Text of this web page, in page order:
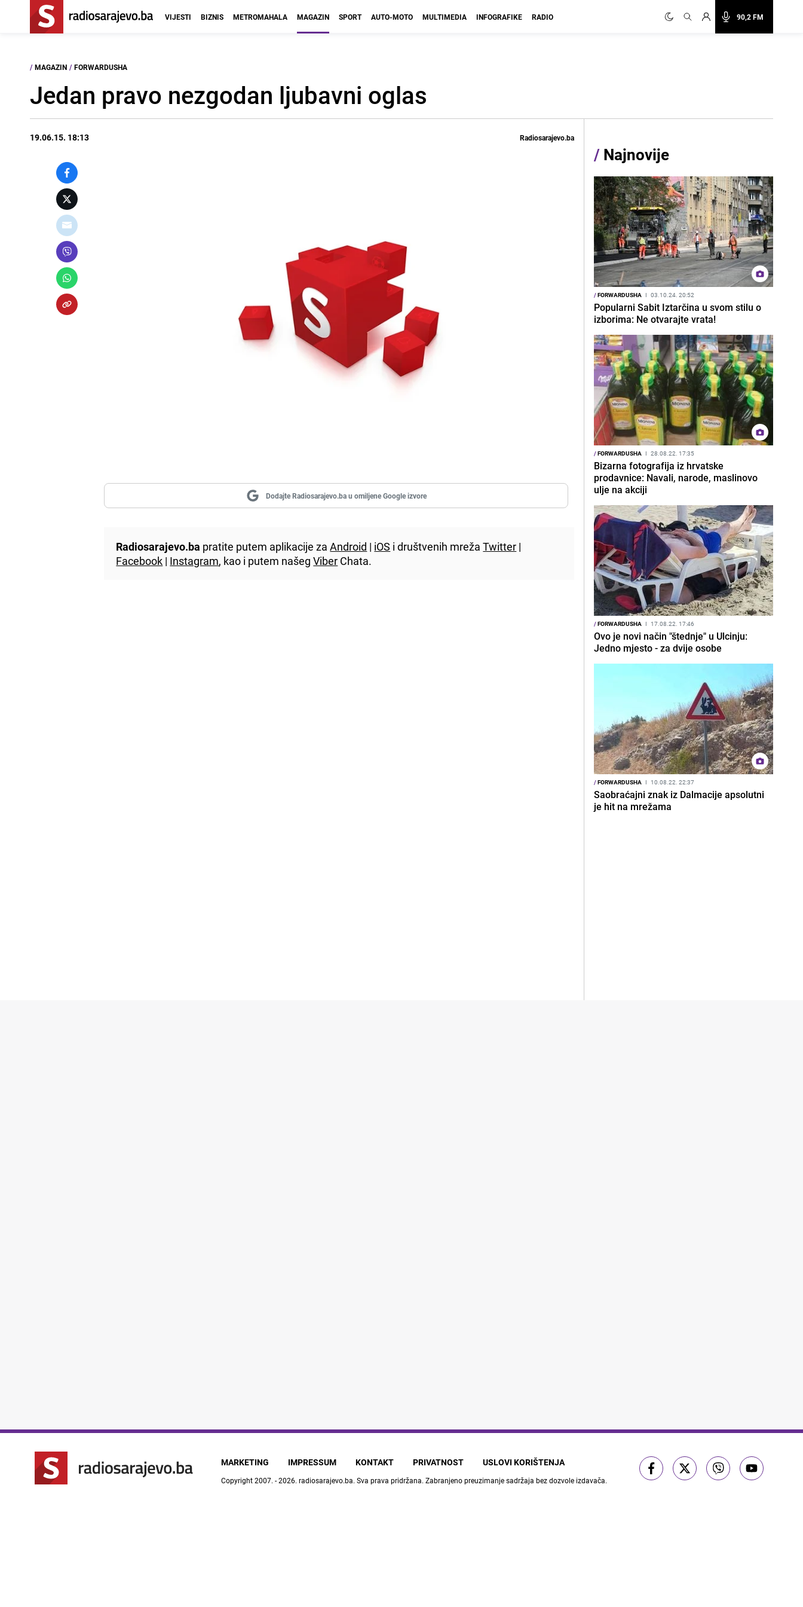
90,2 FM
VIJESTI BIZNIS METROMAHALA MAGAZIN SPORT AUTO-MOTO MULTIMEDIA INFOGRAFIKE RADIO
/ MAGAZIN / FORWARDUSHA
Jedan pravo nezgodan ljubavni oglas
19.06.15. 18:13 Radiosarajevo.ba
Dodajte Radiosarajevo.ba u omiljene Google izvore
Radiosarajevo.ba pratite putem aplikacije zaAndroid | iOS i društvenih mrežaTwitter |
Facebook | Instagram, kao i putem našegViber Chata.
/ Najnovije
/FORWARDUSHA I 03.10.24. 20:52
Popularni Sabit Iztarčina u svom stilu o
izborima: Ne otvarajte vrata!
/FORWARDUSHA I 28.08.22. 17:35
Bizarna fotografija iz hrvatske
prodavnice: Navali, narode, maslinovo
ulje na akciji
/FORWARDUSHA I 17.08.22. 17:46
Ovo je novi način "štednje" u Ulcinju:
Jedno mjesto - za dvije osobe
/FORWARDUSHA I 10.08.22. 22:37
Saobraćajni znak iz Dalmacije apsolutni
je hit na mrežama
MARKETING IMPRESSUM KONTAKT PRIVATNOST USLOVI KORIŠTENJA
Copyright 2007. - 2026. radiosarajevo.ba. Sva prava pridržana. Zabranjeno preuzimanje sadržaja bez dozvole izdavača.